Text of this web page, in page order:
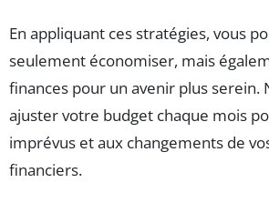
En appliquant ces stratégies, vous
seulement économiser, mais
finances pour un avenir plus serein.
ajuster votre budget chaque mois
imprévus et aux changements de
financiers.